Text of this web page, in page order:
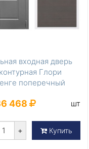
входная дверь
Глори
поперечный
468 шт
+ Купить